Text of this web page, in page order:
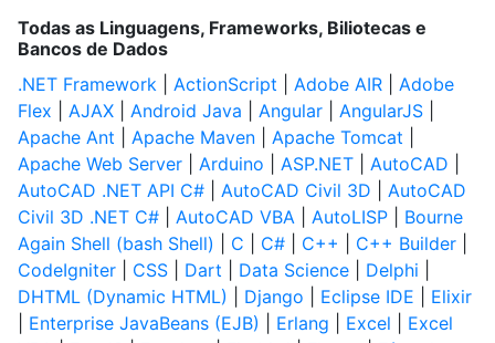
Todas as Linguagens, Frameworks, Biliotecas e
Bancos de Dados
.NET Framework
ActionScript Adobe AIR
Adobe
Flex
AJAX Android Java Angular AngularJS
Apache Ant
Apache Maven Apache Tomcat
Apache Web Server
Arduino ASP.NET AutoCAD
AutoCAD .NET API C#
AutoCAD Civil 3D
AutoCAD
Civil 3D .NET C#
AutoCAD VBA AutoLISP
Bourne
Again Shell (bash Shell)
C C# C++ C++ Builder
CodeIgniter
CSS Dart Data Science Delphi
DHTML (Dynamic HTML)
Django Eclipse IDE
Elixir
Enterprise JavaBeans (EJB) Erlang Excel
Excel